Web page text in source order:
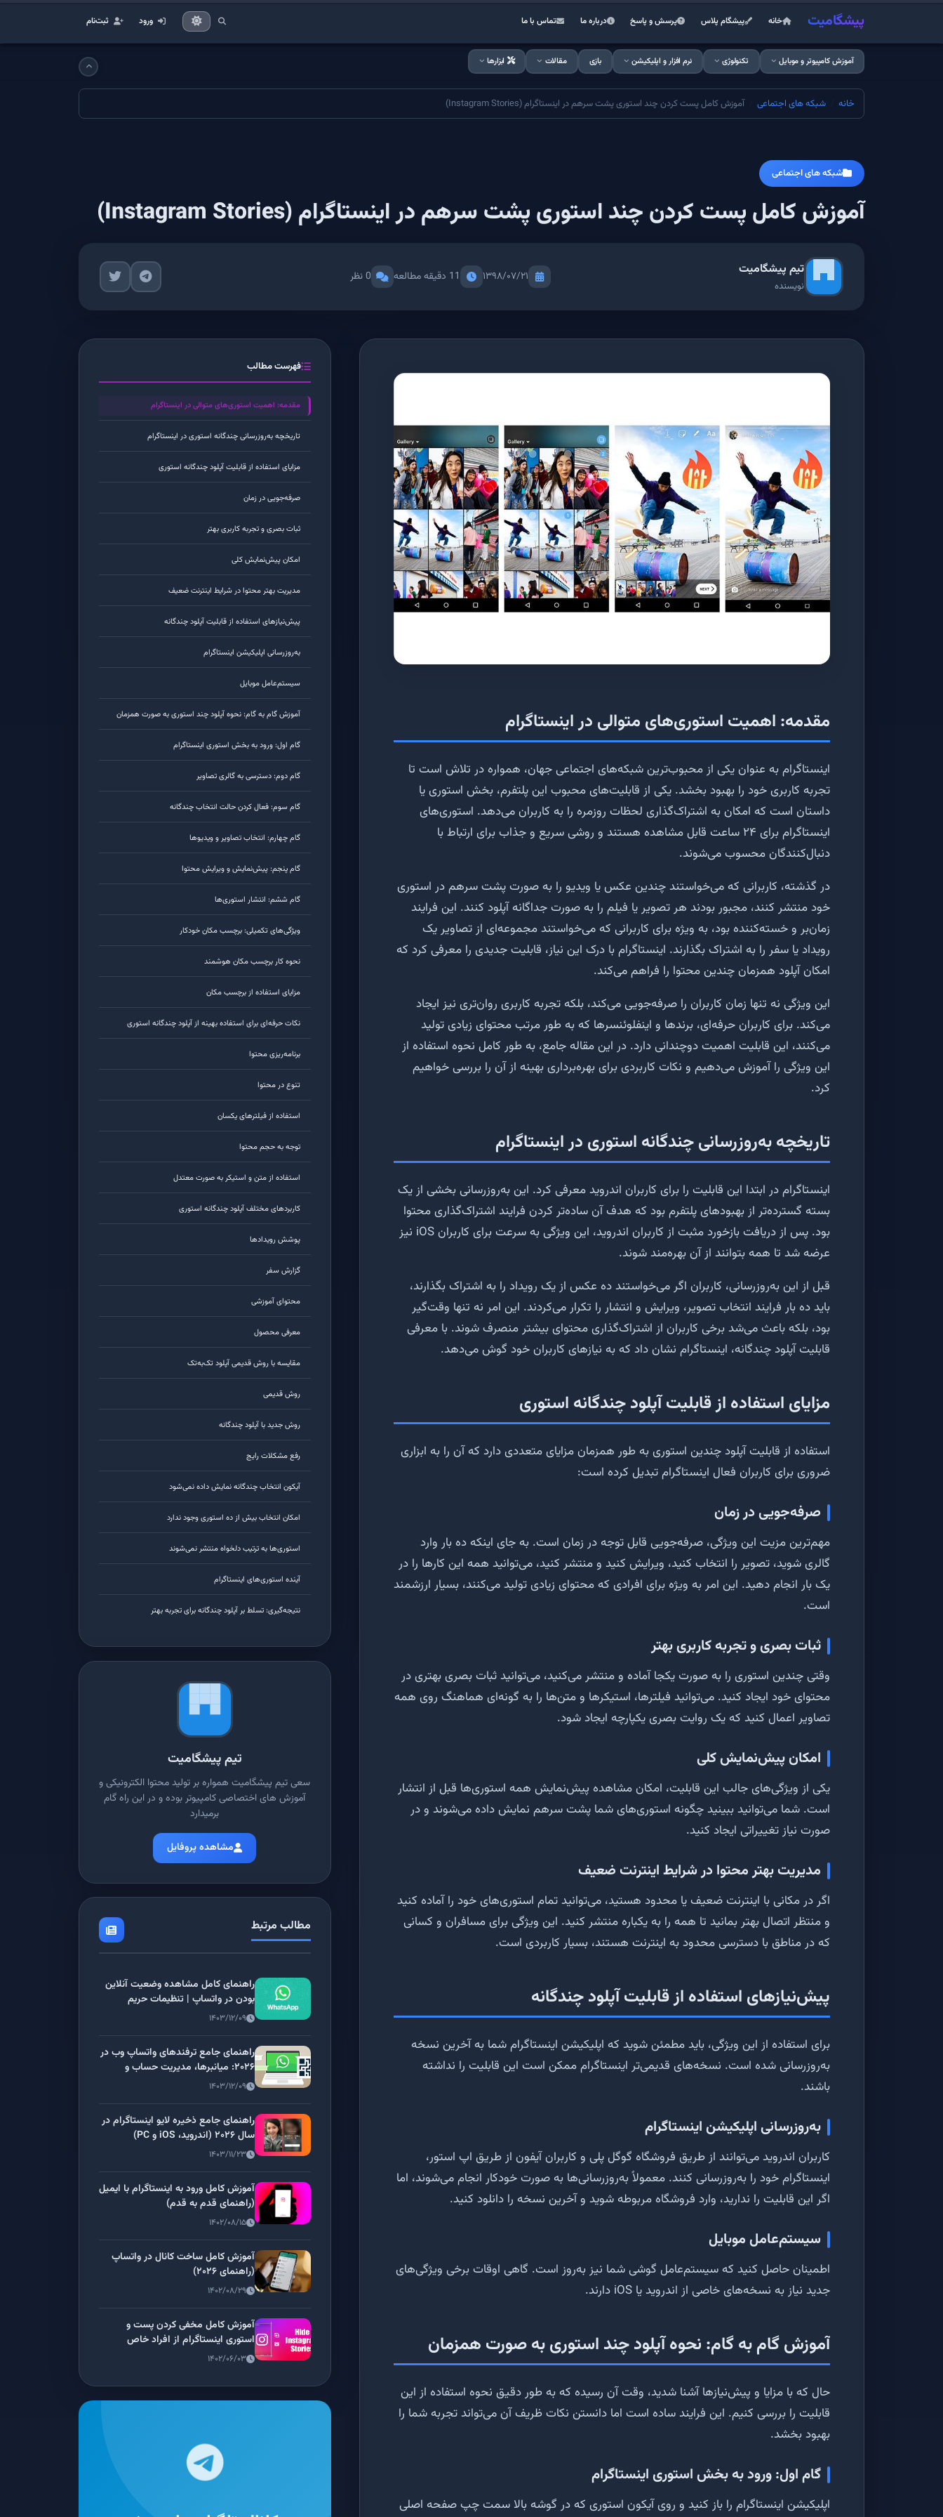
پیشگامیت خانه پیشگام پلاس پرسش و پاسخ درباره ما تماس با ما ورود ثبت‌نام
آموزش کامپیوتر و موبایل تکنولوژی نرم افزار و اپلیکیشن بازی مقالات ابزارها
خانه شبکه های اجتماعی آموزش کامل پست کردن چند استوری پشت سرهم در اینستاگرام (Instagram Stories)
شبکه های اجتماعی
آموزش کامل پست کردن چند استوری پشت سرهم در اینستاگرام (Instagram Stories)
تیم پیشگامیت
نویسنده
۱۳۹۸/۰۷/۲۱ 11 دقیقه مطالعه 0 نظر
مقدمه: اهمیت استوری‌های متوالی در اینستاگرام
اینستاگرام به عنوان یکی از محبوب‌ترین شبکه‌های اجتماعی جهان، همواره در تلاش است تا
تجربه کاربری خود را بهبود بخشد. یکی از قابلیت‌های محبوب این پلتفرم، بخش استوری یا
داستان است که امکان به اشتراک‌گذاری لحظات روزمره را به کاربران می‌دهد. استوری‌های
اینستاگرام برای ۲۴ ساعت قابل مشاهده هستند و روشی سریع و جذاب برای ارتباط با
دنبال‌کنندگان محسوب می‌شوند.
در گذشته، کاربرانی که می‌خواستند چندین عکس یا ویدیو را به صورت پشت سرهم در استوری
خود منتشر کنند، مجبور بودند هر تصویر یا فیلم را به صورت جداگانه آپلود کنند. این فرایند
زمان‌بر و خسته‌کننده بود، به ویژه برای کاربرانی که می‌خواستند مجموعه‌ای از تصاویر یک
رویداد یا سفر را به اشتراک بگذارند. اینستاگرام با درک این نیاز، قابلیت جدیدی را معرفی کرد که
امکان آپلود همزمان چندین محتوا را فراهم می‌کند.
این ویژگی نه تنها زمان کاربران را صرفه‌جویی می‌کند، بلکه تجربه کاربری روان‌تری نیز ایجاد
می‌کند. برای کاربران حرفه‌ای، برندها و اینفلوئنسرها که به طور مرتب محتوای زیادی تولید
می‌کنند، این قابلیت اهمیت دوچندانی دارد. در این مقاله جامع، به طور کامل نحوه استفاده از
این ویژگی را آموزش می‌دهیم و نکات کاربردی برای بهره‌برداری بهینه از آن را بررسی خواهیم
کرد.
تاریخچه به‌روزرسانی چندگانه استوری در اینستاگرام
اینستاگرام در ابتدا این قابلیت را برای کاربران اندروید معرفی کرد. این به‌روزرسانی بخشی از یک
بسته گسترده‌تر از بهبودهای پلتفرم بود که هدف آن ساده‌تر کردن فرایند اشتراک‌گذاری محتوا
بود. پس از دریافت بازخورد مثبت از کاربران اندروید، این ویژگی به سرعت برای کاربران iOS نیز
عرضه شد تا همه بتوانند از آن بهره‌مند شوند.
قبل از این به‌روزرسانی، کاربران اگر می‌خواستند ده عکس از یک رویداد را به اشتراک بگذارند،
باید ده بار فرایند انتخاب تصویر، ویرایش و انتشار را تکرار می‌کردند. این امر نه تنها وقت‌گیر
بود، بلکه باعث می‌شد برخی کاربران از اشتراک‌گذاری محتوای بیشتر منصرف شوند. با معرفی
قابلیت آپلود چندگانه، اینستاگرام نشان داد که به نیازهای کاربران خود گوش می‌دهد.
مزایای استفاده از قابلیت آپلود چندگانه استوری
استفاده از قابلیت آپلود چندین استوری به طور همزمان مزایای متعددی دارد که آن را به ابزاری
ضروری برای کاربران فعال اینستاگرام تبدیل کرده است:
صرفه‌جویی در زمان
مهم‌ترین مزیت این ویژگی، صرفه‌جویی قابل توجه در زمان است. به جای اینکه ده بار وارد
گالری شوید، تصویر را انتخاب کنید، ویرایش کنید و منتشر کنید، می‌توانید همه این کارها را در
یک بار انجام دهید. این امر به ویژه برای افرادی که محتوای زیادی تولید می‌کنند، بسیار ارزشمند
است.
ثبات بصری و تجربه کاربری بهتر
وقتی چندین استوری را به صورت یکجا آماده و منتشر می‌کنید، می‌توانید ثبات بصری بهتری در
محتوای خود ایجاد کنید. می‌توانید فیلترها، استیکرها و متن‌ها را به گونه‌ای هماهنگ روی همه
تصاویر اعمال کنید که یک روایت بصری یکپارچه ایجاد شود.
امکان پیش‌نمایش کلی
یکی از ویژگی‌های جالب این قابلیت، امکان مشاهده پیش‌نمایش همه استوری‌ها قبل از انتشار
است. شما می‌توانید ببینید چگونه استوری‌های شما پشت سرهم نمایش داده می‌شوند و در
صورت نیاز تغییراتی ایجاد کنید.
مدیریت بهتر محتوا در شرایط اینترنت ضعیف
اگر در مکانی با اینترنت ضعیف یا محدود هستید، می‌توانید تمام استوری‌های خود را آماده کنید
و منتظر اتصال بهتر بمانید تا همه را به یکباره منتشر کنید. این ویژگی برای مسافران و کسانی
که در مناطق با دسترسی محدود به اینترنت هستند، بسیار کاربردی است.
پیش‌نیازهای استفاده از قابلیت آپلود چندگانه
برای استفاده از این ویژگی، باید مطمئن شوید که اپلیکیشن اینستاگرام شما به آخرین نسخه
به‌روزرسانی شده است. نسخه‌های قدیمی‌تر اینستاگرام ممکن است این قابلیت را نداشته
باشند.
به‌روزرسانی اپلیکیشن اینستاگرام
کاربران اندروید می‌توانند از طریق فروشگاه گوگل پلی و کاربران آیفون از طریق اپ استور،
اینستاگرام خود را به‌روزرسانی کنند. معمولاً به‌روزرسانی‌ها به صورت خودکار انجام می‌شوند، اما
اگر این قابلیت را ندارید، وارد فروشگاه مربوطه شوید و آخرین نسخه را دانلود کنید.
سیستم‌عامل موبایل
اطمینان حاصل کنید که سیستم‌عامل گوشی شما نیز به‌روز است. گاهی اوقات برخی ویژگی‌های
جدید نیاز به نسخه‌های خاصی از اندروید یا iOS دارند.
آموزش گام به گام: نحوه آپلود چند استوری به صورت همزمان
حال که با مزایا و پیش‌نیازها آشنا شدید، وقت آن رسیده که به طور دقیق نحوه استفاده از این
قابلیت را بررسی کنیم. این فرایند ساده است اما دانستن نکات ظریف آن می‌تواند تجربه شما را
بهبود بخشد.
گام اول: ورود به بخش استوری اینستاگرام
اپلیکیشن اینستاگرام را باز کنید و روی آیکون استوری که در گوشه بالا سمت چپ صفحه اصلی
فهرست مطالب
مقدمه: اهمیت استوری‌های متوالی در اینستاگرام
تاریخچه به‌روزرسانی چندگانه استوری در اینستاگرام
مزایای استفاده از قابلیت آپلود چندگانه استوری
صرفه‌جویی در زمان
ثبات بصری و تجربه کاربری بهتر
امکان پیش‌نمایش کلی
مدیریت بهتر محتوا در شرایط اینترنت ضعیف
پیش‌نیازهای استفاده از قابلیت آپلود چندگانه
به‌روزرسانی اپلیکیشن اینستاگرام
سیستم‌عامل موبایل
آموزش گام به گام: نحوه آپلود چند استوری به صورت همزمان
گام اول: ورود به بخش استوری اینستاگرام
گام دوم: دسترسی به گالری تصاویر
گام سوم: فعال کردن حالت انتخاب چندگانه
گام چهارم: انتخاب تصاویر و ویدیوها
گام پنجم: پیش‌نمایش و ویرایش محتوا
گام ششم: انتشار استوری‌ها
ویژگی‌های تکمیلی: برچسب مکان خودکار
نحوه کار برچسب مکان هوشمند
مزایای استفاده از برچسب مکان
نکات حرفه‌ای برای استفاده بهینه از آپلود چندگانه استوری
برنامه‌ریزی محتوا
تنوع در محتوا
استفاده از فیلترهای یکسان
توجه به حجم محتوا
استفاده از متن و استیکر به صورت معتدل
کاربردهای مختلف آپلود چندگانه استوری
پوشش رویدادها
گزارش سفر
محتوای آموزشی
معرفی محصول
مقایسه با روش قدیمی آپلود تک‌به‌تک
روش قدیمی
روش جدید با آپلود چندگانه
رفع مشکلات رایج
آیکون انتخاب چندگانه نمایش داده نمی‌شود
امکان انتخاب بیش از ده استوری وجود ندارد
استوری‌ها به ترتیب دلخواه منتشر نمی‌شوند
آینده استوری‌های اینستاگرام
نتیجه‌گیری: تسلط بر آپلود چندگانه برای تجربه بهتر
تیم پیشگامیت
سعی تیم پیشگامیت همواره بر تولید محتوا الکترونیکی و
آموزش های اختصاصی کامپیوتر بوده و در این راه گام
برمیدارد
مشاهده پروفایل
مطالب مرتبط
راهنمای کامل مشاهده وضعیت آنلاین
بودن در واتساپ | تنظیمات حریم
خصوصی
۱۴۰۳/۱۲/۰۹
راهنمای جامع ترفندهای واتساپ وب در
۲۰۲۶: میانبرها، مدیریت حساب و
قابلیت‌های پنهان
۱۴۰۳/۱۲/۰۹
راهنمای جامع ذخیره لایو اینستاگرام در
سال ۲۰۲۶ (اندروید، iOS و PC)
۱۴۰۳/۱۱/۲۳
آموزش کامل ورود به اینستاگرام با ایمیل
(راهنمای قدم به قدم)
۱۴۰۲/۰۸/۱۵
آموزش کامل ساخت کانال در واتساپ
(راهنمای ۲۰۲۶)
۱۴۰۲/۰۸/۲۹
آموزش کامل مخفی کردن پست و
استوری اینستاگرام از افراد خاص
۱۴۰۲/۰۶/۰۳